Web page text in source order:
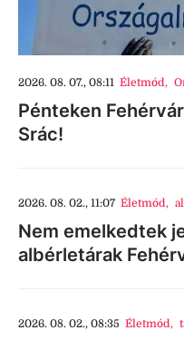
2026. 08. 07., 08:11 Életmód,
Pénteken
Srác!
2026. 08. 02., 11:07 Életmód,
Nem emelkedtek
albérletárak
2026. 08. 02., 08:35 Életmód,